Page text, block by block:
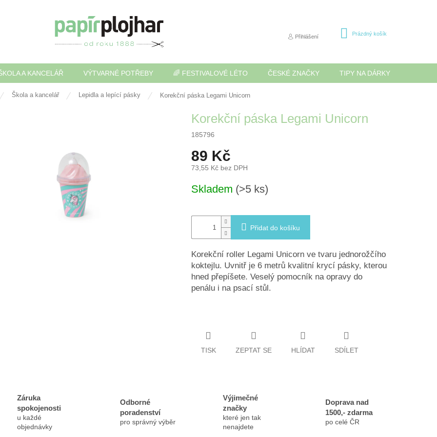
Přihlášení
NÁKUPNÍ
Prázdný košík
A KANCELÁŘ VÝTVARNÉ POTŘEBY 🌈 FESTIVALOVÉ LÉTO ČESKÉ ZNAČKY TIPY NA DÁRKY
Škola a kancelář Lepidla a lepící pásky Korekční páska Legami Unicorn
Korekční páska Legami Unicorn
185796
89 Kč
73,55 Kč bez DPH
cena:
Skladem (>5 ks)
Přidat do košíku
Korekční roller Legami Unicorn ve tvaru jednorožčího
koktejlu. Uvnitř je 6 metrů kvalitní krycí pásky, kterou
hned přepíšete. Veselý pomocník na opravy do
penálu i na psací stůl.
TISK ZEPTAT SE HLÍDAT SDÍLET
Záruka
spokojenosti
u každé
objednávky
Odborné
poradenství
pro správný výběr
Výjimečné
značky
které jen tak
nenajdete
Doprava nad
1500,- zdarma
po celé ČR